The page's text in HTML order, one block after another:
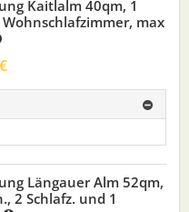
Kaitlalm 40qm, 1
max
Längauer Alm 52qm,
2 Schlafz. und 1